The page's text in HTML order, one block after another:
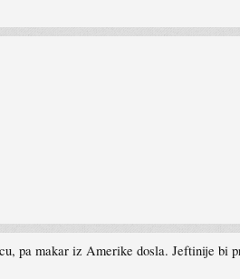
pa makar iz Amerike dosla. Jeftinije bi